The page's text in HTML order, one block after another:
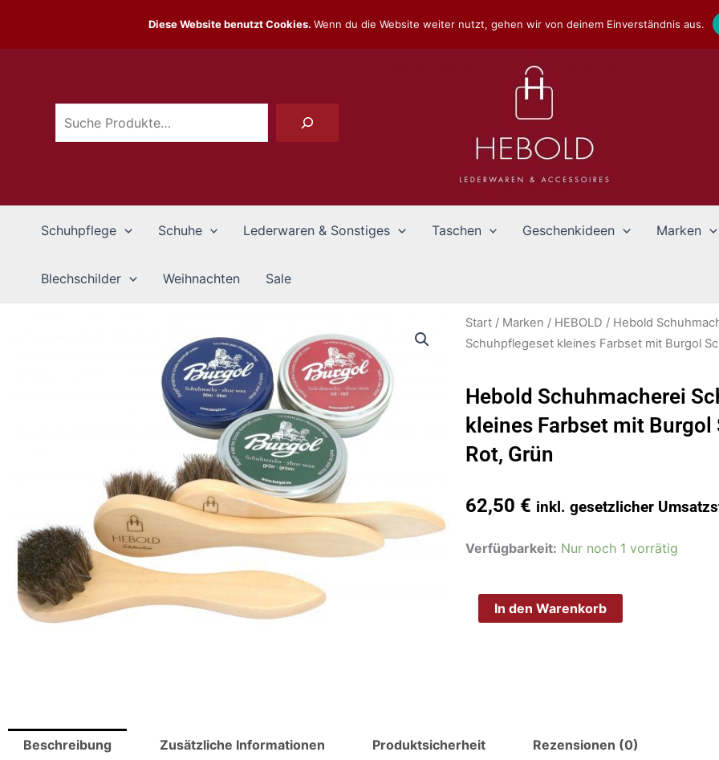
springen Suchen
Schuhpflege Schuhe Lederwaren & Sonstiges Taschen Geschenkideen Marken
Blechschilder Weihnachten Sale
Start / Marken / HEBOLD / Hebold
Schuhpflegeset kleines Farbset mit Burgol
Hebold Schuhmacherei
kleines Farbset mit Burgol
Rot, Grün
62,50 € inkl. gesetzlicher
Verfügbarkeit: Nur noch 1 vorrätig
Hebold
kleinesIn den Warenkorb
Beschreibung Zusätzliche Informationen Produktsicherheit Rezensionen (0)
Diese Website benutzt Cookies. Wenn du die Website weiter nutzt, gehen wir von deinem Einverständnis aus.